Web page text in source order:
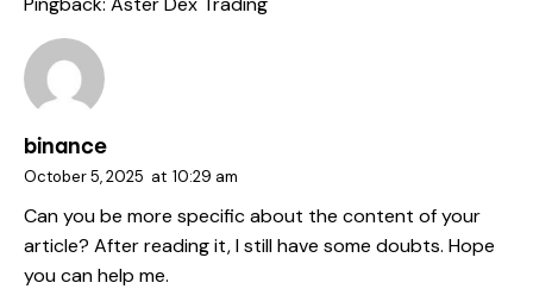
binance
October 5, 2025 at 10:29 am
Can you be more specific about the content of your
article? After reading it, I still have some doubts. Hope
you can help me.